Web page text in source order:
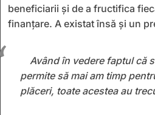
beneficiarii și de a fructifica
finanțare. A existat însă și un
Având în vedere faptul că
permite să mai am timp
plăceri, toate acestea au